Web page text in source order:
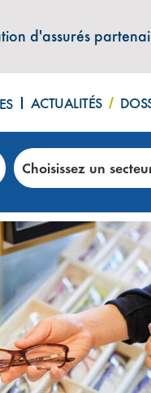
d'assurés
ACTUALITÉS
Choisissez un
opticiens du Jura